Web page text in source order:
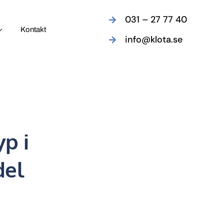
Kontakt
031 – 27 77 40
info@klota.se
i